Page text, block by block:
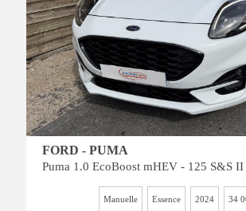
FORD - PUMA
Manuelle Essence 2024 34